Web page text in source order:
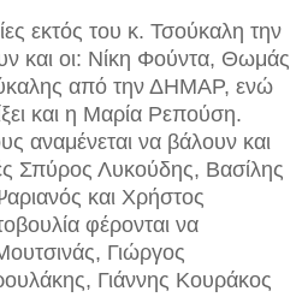
εκτός του κ. Τσούκαλη την
και οι: Νίκη Φούντα, Θωμάς
από την ΔΗΜΑΡ, ενώ
και η Μαρία Ρεπούση.
αναμένεται να βάλουν και
Σπύρος Λυκούδης, Βασίλης
και Χρήστος
φέρονται να
Γιώργος
Γιάννης Κουράκος